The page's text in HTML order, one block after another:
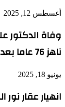
أغسطس 12, 2025
وفاة الدكتور
ناهز 76 عاما بعد صراع مع مرض السرطان
يونيو 18, 2025
انهيار عقار